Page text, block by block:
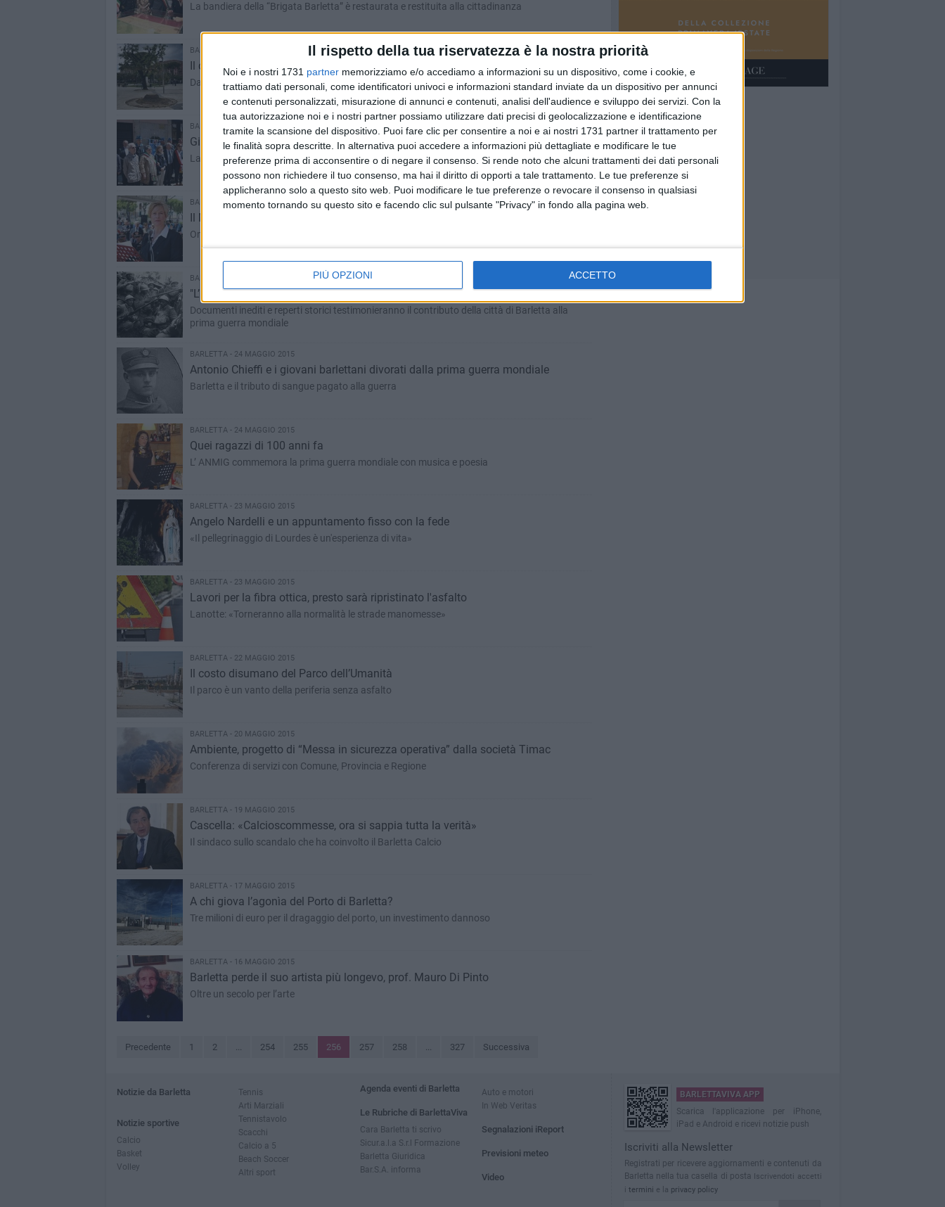
Il rispetto della tua riservatezza è la nostra priorità
Noi e i nostri 1731 partner memorizziamo e/o accediamo a informazioni su un dispositivo, come i cookie, e
trattiamo dati personali, come identificatori univoci e informazioni standard inviate da un dispositivo per annunci
e contenuti personalizzati, misurazione di annunci e contenuti, analisi dell'audience e sviluppo dei servizi. Con la
tua autorizzazione noi e i nostri partner possiamo utilizzare dati precisi di geolocalizzazione e identificazione
tramite la scansione del dispositivo. Puoi fare clic per consentire a noi e ai nostri 1731 partner il trattamento per
le finalità sopra descritte. In alternativa puoi accedere a informazioni più dettagliate e modificare le tue
preferenze prima di acconsentire o di negare il consenso. Si rende noto che alcuni trattamenti dei dati personali
possono non richiedere il tuo consenso, ma hai il diritto di opporti a tale trattamento. Le tue preferenze si
applicheranno solo a questo sito web. Puoi modificare le tue preferenze o revocare il consenso in qualsiasi
momento tornando su questo sito e facendo clic sul pulsante "Privacy" in fondo alla pagina web.
PIÙ OPZIONI ACCETTO
La bandiera della “Brigata Barletta” è restaurata e restituita alla cittadinanza
BARLETTA - 29 MAGGIO 2015
Il cimitero verde rovina la città
Dalla legge Rutelli ai 600 alberi della Buzzi
BARLETTA - 28 MAGGIO 2015
Giuseppe Carli: «Carissimo padre, è da un anno che sto fuori casa»
La memoria del bersagliere barlettano è patrimonio di Barletta
BARLETTA - 26 MAGGIO 2015
Il Ministro Pinotti a Barletta per le celebrazioni del centenario della Grande Guerra
Omaggio a Giuseppe Carli e inaugurata la mostra documentaria al Castello
BARLETTA - 25 MAGGIO 2015
"L’Italia chiamò. Barletta e la Grande Guerra"
Documenti inediti e reperti storici testimonieranno il contributo della città di Barletta alla
prima guerra mondiale
BARLETTA - 24 MAGGIO 2015
Antonio Chieffi e i giovani barlettani divorati dalla prima guerra mondiale
Barletta e il tributo di sangue pagato alla guerra
BARLETTA - 24 MAGGIO 2015
Quei ragazzi di 100 anni fa
L’ ANMIG commemora la prima guerra mondiale con musica e poesia
BARLETTA - 23 MAGGIO 2015
Angelo Nardelli e un appuntamento fisso con la fede
«Il pellegrinaggio di Lourdes è un'esperienza di vita»
BARLETTA - 23 MAGGIO 2015
Lavori per la fibra ottica, presto sarà ripristinato l'asfalto
Lanotte: «Torneranno alla normalità le strade manomesse»
BARLETTA - 22 MAGGIO 2015
Il costo disumano del Parco dell’Umanità
Il parco è un vanto della periferia senza asfalto
BARLETTA - 20 MAGGIO 2015
Ambiente, progetto di “Messa in sicurezza operativa” dalla società Timac
Conferenza di servizi con Comune, Provincia e Regione
BARLETTA - 19 MAGGIO 2015
Cascella: «Calcioscommesse, ora si sappia tutta la verità»
Il sindaco sullo scandalo che ha coinvolto il Barletta Calcio
BARLETTA - 17 MAGGIO 2015
A chi giova l’agonìa del Porto di Barletta?
Tre milioni di euro per il dragaggio del porto, un investimento dannoso
BARLETTA - 16 MAGGIO 2015
Barletta perde il suo artista più longevo, prof. Mauro Di Pinto
Oltre un secolo per l’arte
Precedente 1 2 ... 254 255 256 257 258 ... 327 Successiva
Notizie da Barletta
Notizie sportive
Calcio
Basket
Volley
Tennis
Arti Marziali
Tennistavolo
Scacchi
Calcio a 5
Beach Soccer
Altri sport
Agenda eventi di Barletta
Le Rubriche di BarlettaViva
Cara Barletta ti scrivo
Sicur.a.l.a S.r.l Formazione
Barletta Giuridica
Bar.S.A. informa
Auto e motori
In Web Veritas
Segnalazioni iReport
Previsioni meteo
Video
BARLETTAVIVA APP
Scarica l'applicazione per iPhone,
iPad e Android e ricevi notizie push
Iscriviti alla Newsletter
Registrati per ricevere aggiornamenti e contenuti da
Barletta nella tua casella di posta Iscrivendoti accetti
i termini e la privacy policy